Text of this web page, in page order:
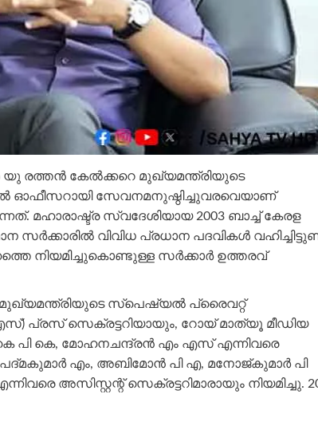
രത്തന്‍ കേല്‍ക്കറെ മുഖ്യമന്ത്രിയുടെ
ഓഫീസറായി സേവനമനുഷ്ഠിച്ചുവരവെയാണ്
മഹാരാഷ്ട്ര സ്വദേശിയായ 2003 ബാച്ച് കേരള
വിവിധ പ്രധാന പദവികള്‍
നിയമിച്ചുകൊണ്ടുള്ള സര്‍ക്കാര്‍ ഉത്തരവ്
മുഖ്യമന്ത്രിയുടെ സ്‌പെഷ്യല്‍ പ്രൈവറ്റ്
എസ്) പ്രസ് സെക്രട്ടറിയായും, റോയ് മാത്യൂ മീഡിയ
പി കെ, മോഹനചന്ദ്രന്‍ എം എസ് എന്നിവരെ
എം, അബിമോന്‍ പി എ, മനോജ്കുമാര്‍ പി
അസിസ്റ്റന്റ് സെക്രട്ടറിമാരായും നിയമിച്ചു.